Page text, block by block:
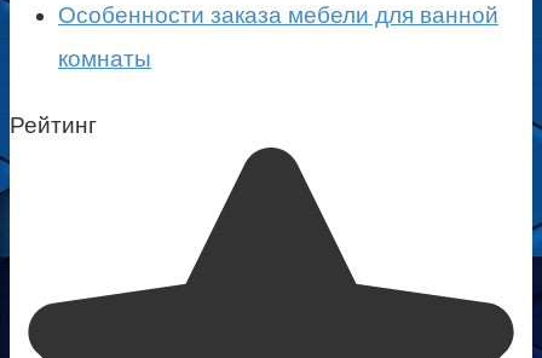
Особенности заказа мебели для ванной
комнаты
Рейтинг